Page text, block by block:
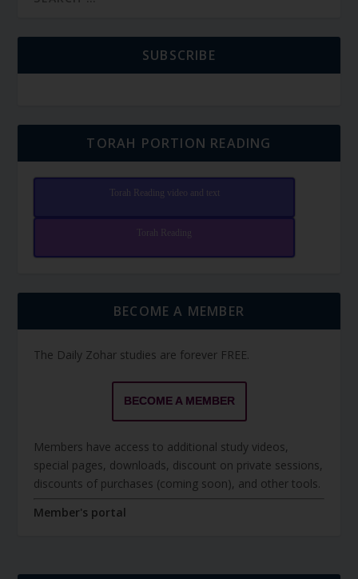
SUBSCRIBE
TORAH PORTION READING
Torah Reading video and text
Torah Reading
BECOME A MEMBER
The Daily Zohar studies are forever FREE.
BECOME A MEMBER
Members have access to additional study videos,
special pages, downloads, discount on private sessions,
discounts of purchases (coming soon), and other tools.
Member's portal